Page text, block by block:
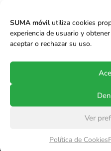
SUMA móvilutiliza cookies
experiencia de usuario y
aceptar o rechazar su uso.
Ver
Política de Cookies
Mundo Móvil que ha
importante de clientes
proyecta...
Todos los